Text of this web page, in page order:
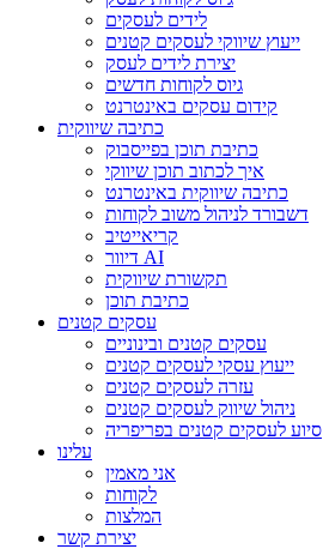
לידים לעסקים
ייעוץ שיווקי לעסקים קטנים
יצירת לידים לעסק
גיוס לקוחות חדשים
קידום עסקים באינטרנט
כתיבה שיווקית
כתיבת תוכן בפייסבוק
איך לכתוב תוכן שיווקי
כתיבה שיווקית באינטרנט
דשבורד לניהול משוב לקוחות
קריאייטיב
דיוור AI
תקשורת שיווקית
כתיבת תוכן
עסקים קטנים
עסקים קטנים ובינוניים
ייעוץ עסקי לעסקים קטנים
עזרה לעסקים קטנים
ניהול שיווק לעסקים קטנים
סיוע לעסקים קטנים בפריפריה
עלינו
אני מאמין
לקוחות
המלצות
יצירת קשר